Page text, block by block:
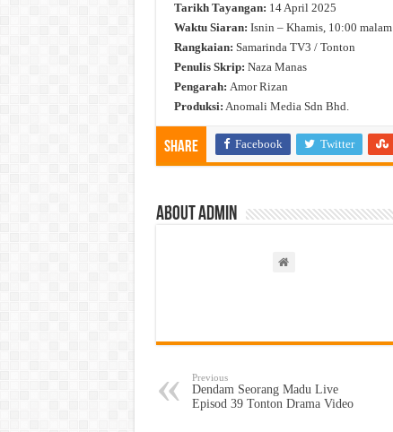
Tarikh Tayangan: 14 April 2025
Waktu Siaran: Isnin – Khamis, 10:00 malam
Rangkaian: Samarinda TV3 / Tonton
Penulis Skrip: Naza Manas
Pengarah: Amor Rizan
Produksi: Anomali Media Sdn Bhd.
Share Facebook Twitter
About admin
Previous
Dendam Seorang Madu Live
Episod 39 Tonton Drama Video